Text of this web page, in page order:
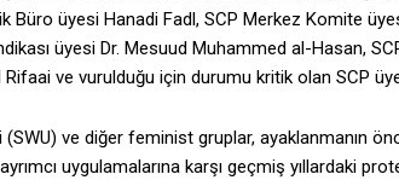
Büro üyesi Hanadi Fadl, SCP Merkez Komite
üyesi Dr. Mesuud Muhammed al-Hasan,
Rifaai ve vurulduğu için durumu kritik olan SCP
(SWU) ve diğer feminist gruplar, ayaklanmanın
uygulamalarına karşı geçmiş yıllardaki